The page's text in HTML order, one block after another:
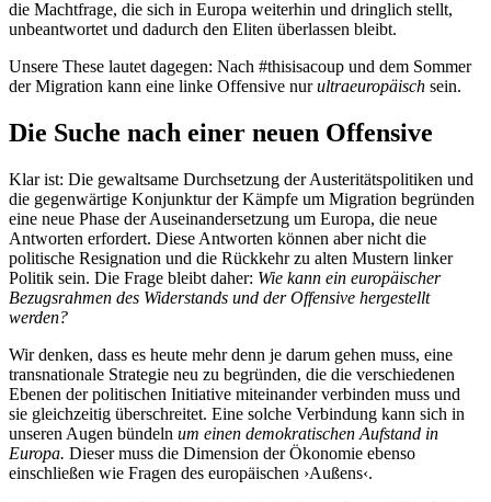
die Machtfrage, die sich in Europa weiterhin und dringlich stellt,
unbeantwortet und dadurch den Eliten überlassen bleibt.
Unsere These lautet dagegen: Nach #thisisacoup und dem Sommer
der Migration kann eine linke Offensive nurultraeuropäisch sein.
Die Suche nach einer neuen Offensive
Klar ist: Die gewaltsame Durchsetzung der Austeritätspolitiken und
die gegenwärtige Konjunktur der Kämpfe um Migration begründen
eine neue Phase der Auseinandersetzung um Europa, die neue
Antworten erfordert. Diese Antworten können aber nicht die
politische Resignation und die Rückkehr zu alten Mustern linker
Politik sein. Die Frage bleibt daher: Wie kann ein europäischer
Bezugsrahmen des Widerstands und der Offensive hergestellt
werden?
Wir denken, dass es heute mehr denn je darum gehen muss, eine
transnationale Strategie neu zu begründen, die die verschiedenen
Ebenen der politischen Initiative miteinander verbinden muss und
sie gleichzeitig überschreitet. Eine solche Verbindung kann sich in
unseren Augen bündeln um einen demokratischen Aufstand in
Europa. Dieser muss die Dimension der Ökonomie ebenso
einschließen wie Fragen des europäischen ›Außens‹.